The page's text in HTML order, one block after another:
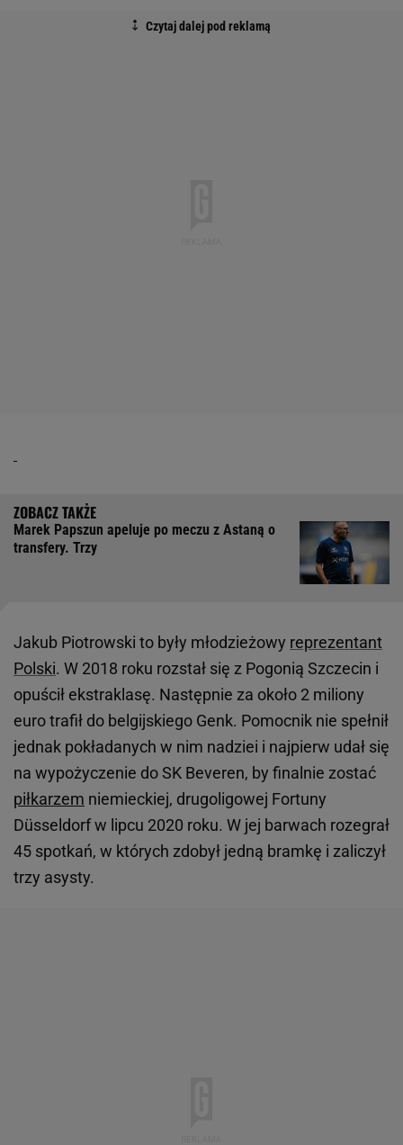
Marek Papszun apeluje po meczu z Astaną o
transfery. Trzy
Jakub Piotrowski to były młodzieżowy reprezentant
Polski. W 2018 roku rozstał się z Pogonią Szczecin i
opuścił ekstraklasę. Następnie za około 2 miliony
euro trafił do belgijskiego Genk. Pomocnik nie spełnił
jednak pokładanych w nim nadziei i najpierw udał się
na wypożyczenie do SK Beveren, by finalnie zostać
piłkarzem niemieckiej, drugoligowej Fortuny
Düsseldorf w lipcu 2020 roku. W jej barwach rozegrał
45 spotkań, w których zdobył jedną bramkę i zaliczył
trzy asysty.